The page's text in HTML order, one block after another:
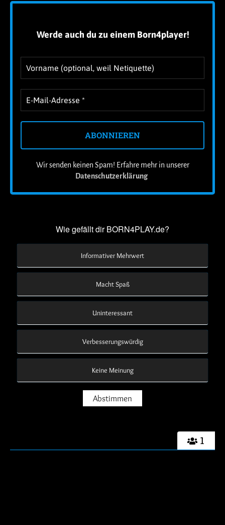
Werde auch du zu einem Born4player!
Wir senden keinen Spam! Erfahre mehr in unserer
Datenschutzerklärung.
1
Wie gefällt dir BORN4PLAY.de?
Informativer Mehrwert
Macht Spaß
Uninteressant
Verbesserungswürdig
Keine Meinung